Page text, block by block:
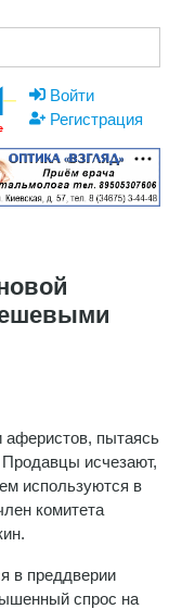
Войти
Регистрация
аферистов, пытаясь
исчезают,
используются в
комитета
в преддверии
спрос на